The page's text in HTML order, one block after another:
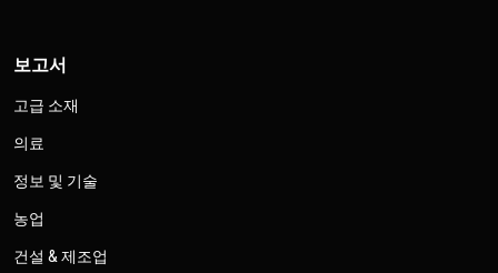
보고서
고급 소재
의료
정보 및 기술
농업
건설 & 제조업